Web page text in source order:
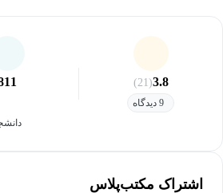
3.8
(21)
9 دیدگاه
اشتراک مکتب‌پلاس